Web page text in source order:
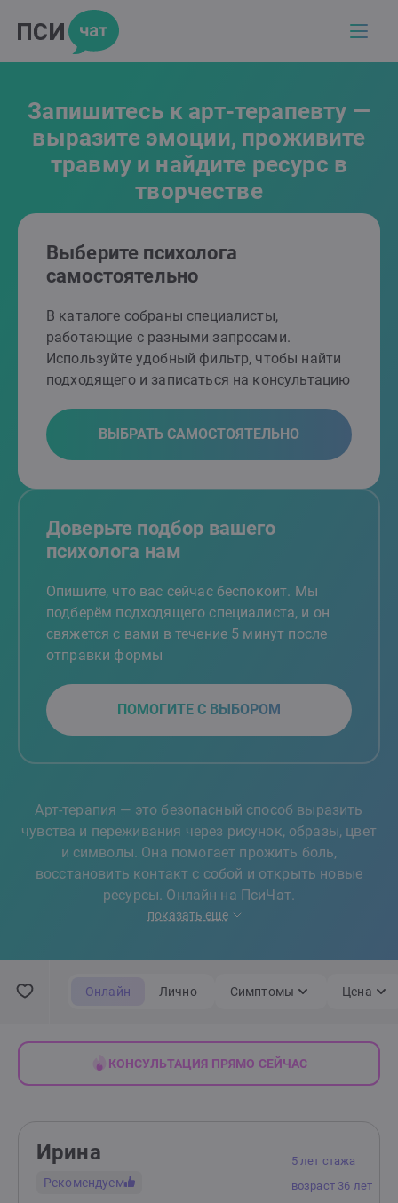
Запишитесь к арт-терапевту —
выразите эмоции, проживите
травму и найдите ресурс в
творчестве
Выберите психолога
самостоятельно
В каталоге собраны специалисты,
работающие с разными запросами.
Используйте удобный фильтр, чтобы найти
подходящего и записаться на консультацию
ВЫБРАТЬ САМОСТОЯТЕЛЬНО
Доверьте подбор вашего
психолога нам
Опишите, что вас сейчас беспокоит. Мы
подберём подходящего специалиста, и он
свяжется с вами в течение 5 минут после
отправки формы
ПОМОГИТЕ С ВЫБОРОМ
Арт-терапия — это безопасный способ выразить
чувства и переживания через рисунок, образы, цвет
и символы. Она помогает прожить боль,
восстановить контакт с собой и открыть новые
ресурсы. Онлайн на ПсиЧат.
показать еще
Онлайн Лично Симптомы Цена
КОНСУЛЬТАЦИЯ ПРЯМО СЕЙЧАС
5 лет стажа
возраст 36 лет
Ирина
Рекомендуем